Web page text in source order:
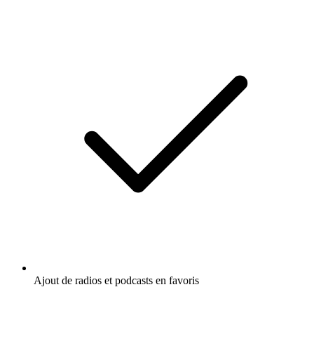
Ajout de radios et podcasts en favoris